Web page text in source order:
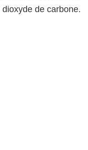
de carbone.